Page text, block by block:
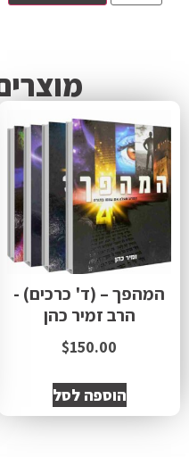
המהפך – (ד' כרכים) -
הרב זמיר כהן
$150.00
הוספה לסל